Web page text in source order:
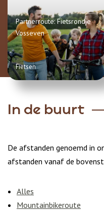
Partnerroute: Fietsrondje
Vosseven
Fietsen
In de buurt
De afstanden genoemd in
afstanden vanaf de
Alles
Mountainbikeroute